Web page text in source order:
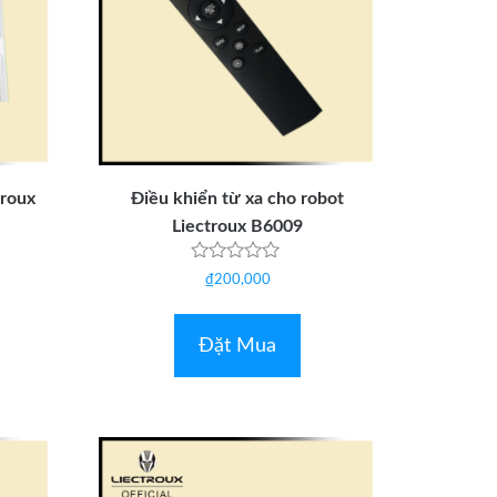
Điều khiển từ xa cho robot
Liectroux B6009
Được
xếp
5
sao
₫200,000
Đặt Mua